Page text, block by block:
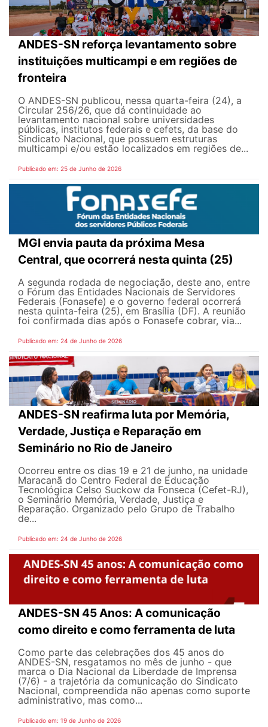
ANDES-SN reforça levantamento sobre
instituições multicampi e em regiões de
fronteira
O ANDES-SN publicou, nessa quarta-feira (24), a
Circular 256/26, que dá continuidade ao
levantamento nacional sobre universidades
públicas, institutos federais e cefets, da base do
Sindicato Nacional, que possuem estruturas
multicampi e/ou estão localizados em regiões de...
Publicado em: 25 de Junho de 2026
MGI envia pauta da próxima Mesa
Central, que ocorrerá nesta quinta (25)
A segunda rodada de negociação, deste ano, entre
o Fórum das Entidades Nacionais de Servidores
Federais (Fonasefe) e o governo federal ocorrerá
nesta quinta-feira (25), em Brasília (DF). A reunião
foi confirmada dias após o Fonasefe cobrar, via...
Publicado em: 24 de Junho de 2026
ANDES-SN reafirma luta por Memória,
Verdade, Justiça e Reparação em
Seminário no Rio de Janeiro
Ocorreu entre os dias 19 e 21 de junho, na unidade
Maracanã do Centro Federal de Educação
Tecnológica Celso Suckow da Fonseca (Cefet-RJ),
o Seminário Memória, Verdade, Justiça e
Reparação. Organizado pelo Grupo de Trabalho
de...
Publicado em: 24 de Junho de 2026
ANDES-SN 45 Anos: A comunicação
como direito e como ferramenta de luta
Como parte das celebrações dos 45 anos do
ANDES-SN, resgatamos no mês de junho - que
marca o Dia Nacional da Liberdade de Imprensa
(7/6) - a trajetória da comunicação do Sindicato
Nacional, compreendida não apenas como suporte
administrativo, mas como...
Publicado em: 19 de Junho de 2026